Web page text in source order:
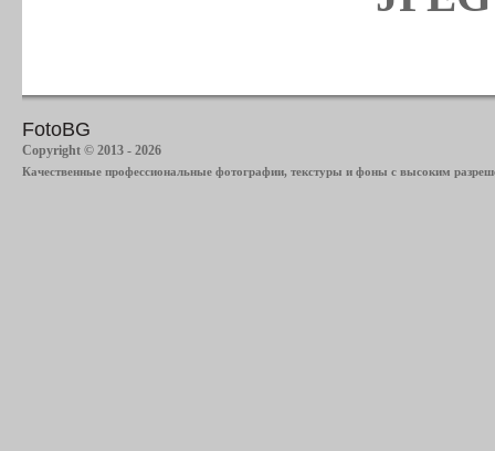
FotoBG
Copyright © 2013 - 2026
Качественные профессиональные фотографии, текстуры и фоны с высоким